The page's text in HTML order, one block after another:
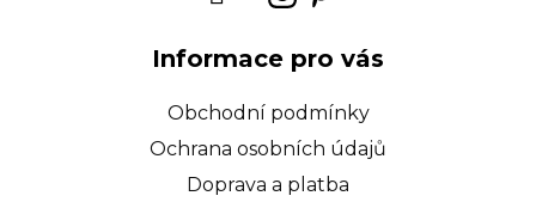
Informace pro vás
Obchodní podmínky
Ochrana osobních údajů
Doprava a platba